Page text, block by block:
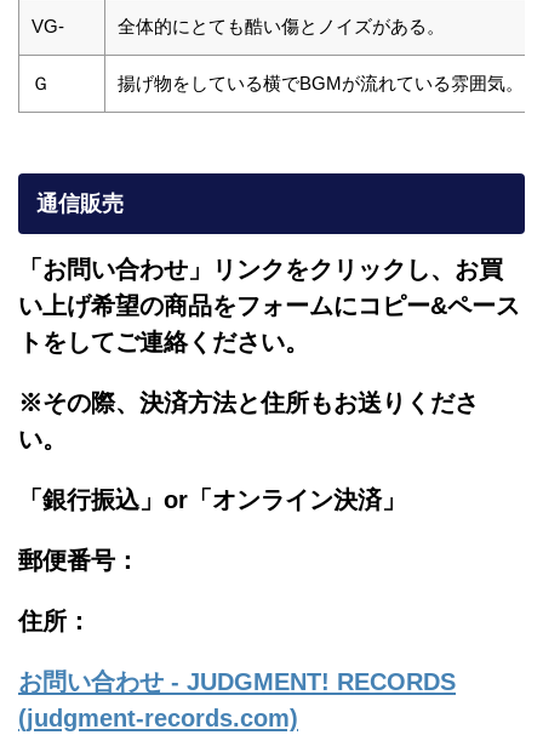
VG- 全体的にとても酷い傷とノイズがある。
Ｇ 揚げ物をしている横でBGMが流れている雰囲気。
通信販売
「お問い合わせ」リンクをクリックし、 お買
い上げ希望の商品をフォームにコピー&ペース
トをしてご連絡ください。
※その際、決済方法と住所もお送りくださ
い。
「銀行振込」or「 オンライン決済」
郵便番号：
住所：
お問い合わせ - JUDGMENT! RECORDS
(judgment-records.com)